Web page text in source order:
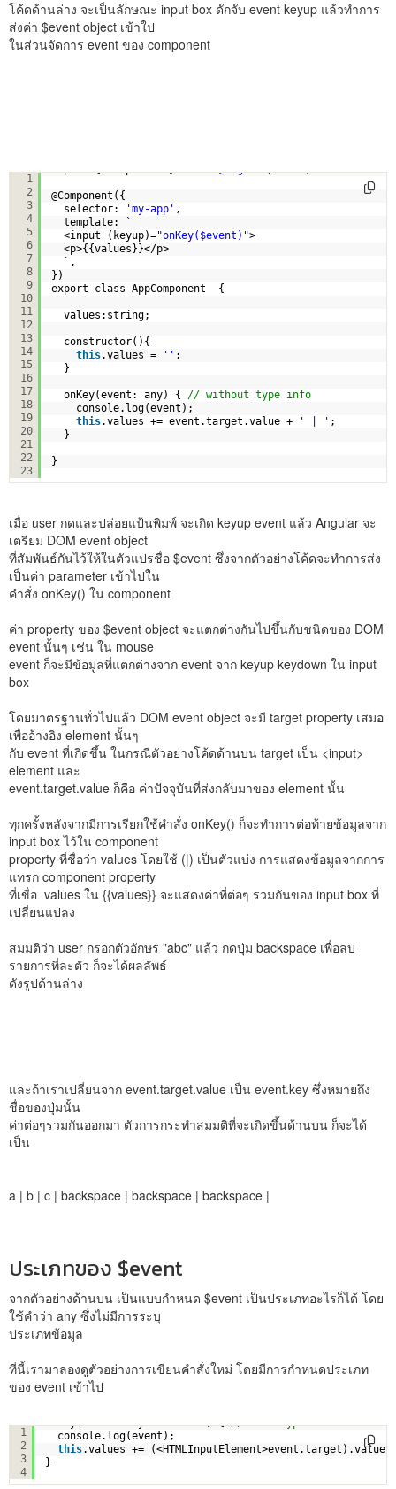
โค้ดด้านล่าง จะเป็นลักษณะ input box ดักจับ event keyup แล้วทำการ
ส่งค่า $event object เข้าใป
ในส่วนจัดการ event ของ component
1
2
3
4
5
6
7
8
9
10
11
12
13
14
15
16
17
18
19
20
21
22
23
@Component({
selector:
'my-app' ,
template: `
<input (keyup)="onKey($event)">
<p>{{values}}</p>
`,
})
export class AppComponent  {
values:string;
constructor(){
this.values = '' ;
}
onKey(event: any) { // without type info
console.log(event);
this.values += event.target.value + ' | ' ;
}
}
เมื่อ user กดและปล่อยแป้นพิมพ์ จะเกิด keyup event แล้ว Angular จะ
เตรียม DOM event object
ที่สัมพันธ์กันไว้ให้ในตัวแปรชื่อ $event ซึ่งจากตัวอย่างโค้ดจะทำการส่ง
เป็นค่า parameter เข้าไปใน
คำสั่ง onKey() ใน component
ค่า property ของ $event object จะแตกต่างกันไปขึ้นกับชนิดของ DOM
event นั้นๆ เช่น ใน mouse
event ก็จะมีข้อมูลที่แตกต่างจาก event จาก keyup keydown ใน input
box
โดยมาตรฐานทั่วไปแล้ว DOM event object จะมี target property เสมอ
เพื่ออ้างอิง element นั้นๆ
กับ event ที่เกิดขึ้น ในกรณีตัวอย่างโค้ดด้านบน target เป็น <input>
element และ
event.target.value ก็คือ ค่าปัจจุบันที่ส่งกลับมาของ element นั้น
ทุกครั้งหลังจากมีการเรียกใช้คำสั่ง onKey() ก็จะทำการต่อท้ายข้อมูลจาก
input box ไว้ใน component
property ที่ชื่อว่า values โดยใช้ (|) เป็นตัวแบ่ง การแสดงข้อมูลจากการ
แทรก component property
ที่เขื่อ values ใน {{values}} จะแสดงค่าที่ต่อๆ รวมกันของ input box ที่
เปลี่ยนแปลง
สมมติว่า user กรอกตัวอักษร "abc" แล้ว กดปุ่ม backspace เพื่อลบ
รายการที่ละตัว ก็จะได้ผลลัพธ์
ดังรูปด้านล่าง
และถ้าเราเปลี่ยนจาก event.target.value เป็น event.key ซึ่งหมายถึง
ชื่อของปุ่มนั้น
ค่าต่อๆรวมกันออกมา ตัวการกระทำสมมติที่จะเกิดขึ้นด้านบน ก็จะได้
เป็น
a | b | c | backspace | backspace | backspace |
ประเภทของ $event
จากตัวอย่างด้านบน เป็นแบบกำหนด $event เป็นประเภทอะไรก็ได้ โดย
ใช้คำว่า any ซึ่งไม่มีการระบุ
ประเภทข้อมูล
ที่นี้เรามาลองดูตัวอย่างการเขียนคำสั่งใหม่ โดยมีการกำหนดประเภท
ของ event เข้าไป
1
2
3
4
console.log(event);
this.values += (<HTMLInputElement>event.target).value
}